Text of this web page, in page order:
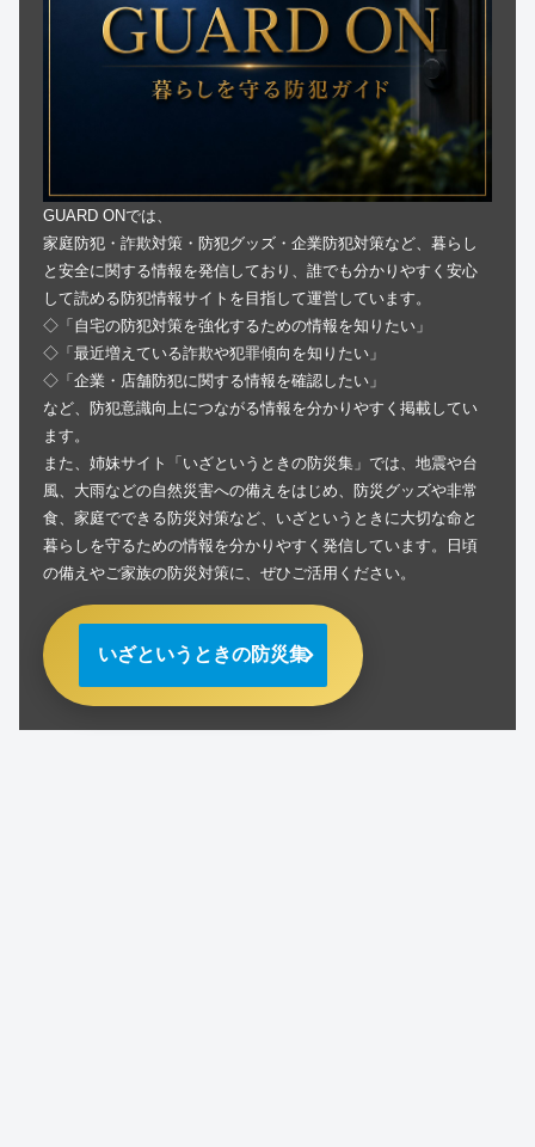
GUARD ONでは、
家庭防犯・詐欺対策・防犯グッズ・企業防犯対策など、暮らし
と安全に関する情報を発信しており、誰でも分かりやすく安心
して読める防犯情報サイトを目指して運営しています。
◇「自宅の防犯対策を強化するための情報を知りたい」
◇「最近増えている詐欺や犯罪傾向を知りたい」
◇「企業・店舗防犯に関する情報を確認したい」
など、防犯意識向上につながる情報を分かりやすく掲載してい
ます。
また、姉妹サイト「いざというときの防災集」では、地震や台
風、大雨などの自然災害への備えをはじめ、防災グッズや非常
食、家庭でできる防災対策など、いざというときに大切な命と
暮らしを守るための情報を分かりやすく発信しています。日頃
の備えやご家族の防災対策に、ぜひご活用ください。
いざというときの防災集